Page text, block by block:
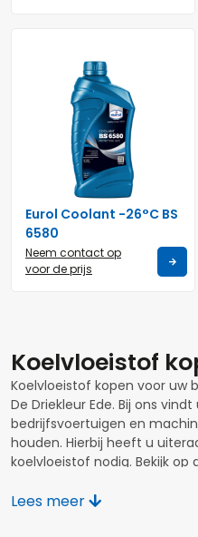
Eurol Coolant -26°C BS
6580
Neem contact op
voor de prijs
Koelvloeistof
Koelvloeistof kopen voor uw
De Driekleur Ede. Bij ons
bedrijfsvoertuigen en
houden. Hierbij heeft u
koelvloeistof nodig. Bekijk op
van hetklantenportaal
Lees meer